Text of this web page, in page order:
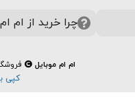
چرا خرید از ام
ام ام موبایل
کپی